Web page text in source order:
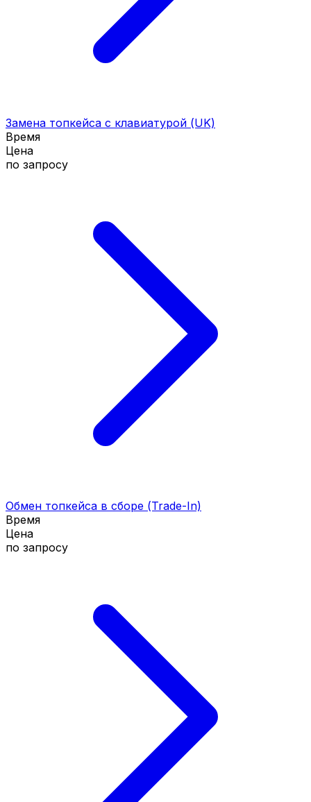
Замена топкейса с клавиатурой (UK)
Время
Цена
по запросу
Обмен топкейса в сборе (Trade-In)
Время
Цена
по запросу